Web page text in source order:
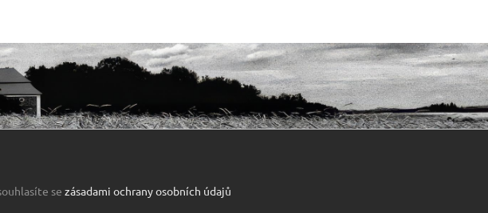
se zásadami ochrany osobních údajů